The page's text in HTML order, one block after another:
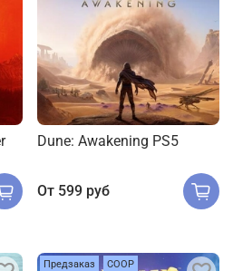
Dune: Awakening PS5
От 599 руб
Предзаказ COOP